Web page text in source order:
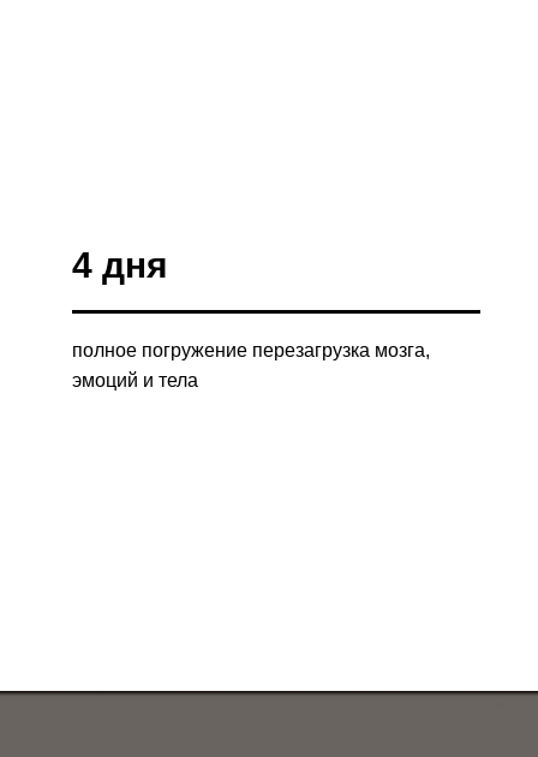
4 дня
полное погружение перезагрузка мозга,
эмоций и тела